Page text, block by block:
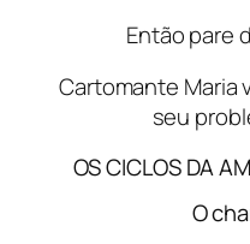
Então pare
Cartomante Maria
seu
OS CICLOS DA
O